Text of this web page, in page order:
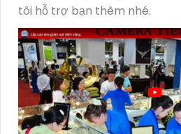
tôi hỗ trợ bạn thêm nhé.